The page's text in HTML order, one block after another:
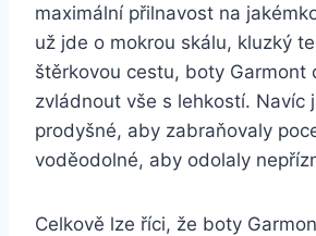
maximální přilnavost na
už jde o mokrou skálu, kluzký
štěrkovou cestu,‍ boty‍ Garmont
zvládnout vše s lehkostí. Navíc
prodyšné, aby⁣ zabraňovaly
⁤voděodolné, aby odolaly
Celkově lze říci, že boty